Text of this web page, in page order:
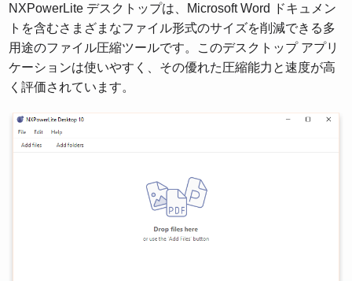
NXPowerLite デスクトップは、Microsoft Word ドキュメン
トを含むさまざまなファイル形式のサイズを削減できる多
用途のファイル圧縮ツールです。このデスクトップ アプリ
ケーションは使いやすく、その優れた圧縮能力と速度が高
く評価されています。